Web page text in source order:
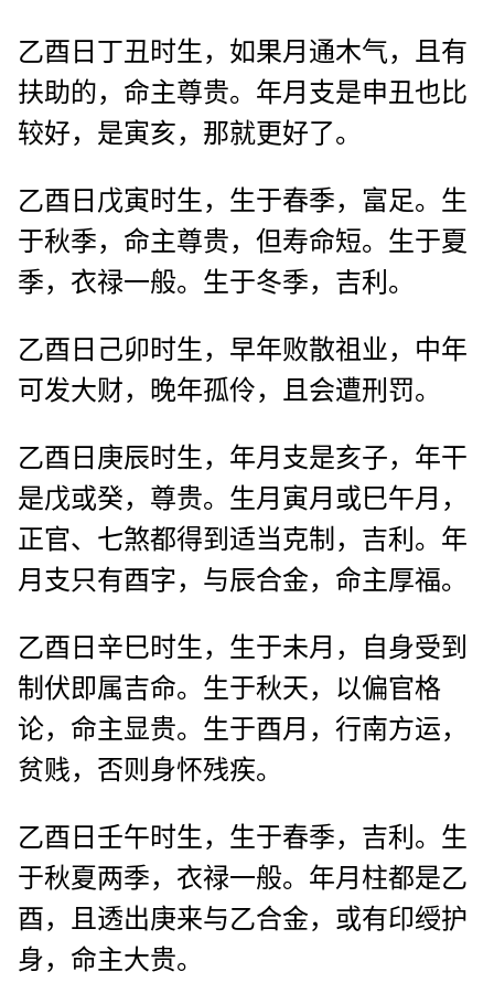
乙酉日丁丑时生，如果月通木气，且有
扶助的，命主尊贵。年月支是申丑也比
较好，是寅亥，那就更好了。
乙酉日戊寅时生，生于春季，富足。生
于秋季，命主尊贵，但寿命短。生于夏
季，衣禄一般。生于冬季，吉利。
乙酉日己卯时生，早年败散祖业，中年
可发大财，晚年孤伶，且会遭刑罚。
乙酉日庚辰时生，年月支是亥子，年干
是戊或癸，尊贵。生月寅月或巳午月，
正官、七煞都得到适当克制，吉利。年
月支只有酉字，与辰合金，命主厚福。
乙酉日辛巳时生，生于未月，自身受到
制伏即属吉命。生于秋天，以偏官格
论，命主显贵。生于酉月，行南方运，
贫贱，否则身怀残疾。
乙酉日壬午时生，生于春季，吉利。生
于秋夏两季，衣禄一般。年月柱都是乙
酉，且透出庚来与乙合金，或有印绶护
身，命主大贵。